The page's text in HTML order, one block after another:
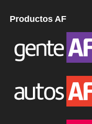
Productos AF